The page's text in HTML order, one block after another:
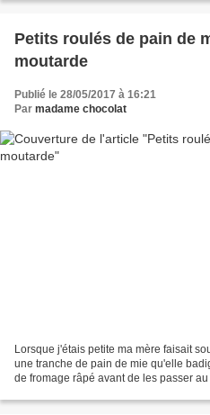
Petits roulés de pain de
moutarde
Publié le 28/05/2017 à 16:21
Par madame chocolat
Lorsque j'étais petite ma mère faisait
une tranche de pain de mie qu'elle
de fromage râpé avant de les passer